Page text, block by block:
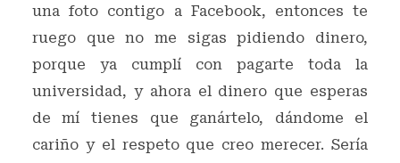
una foto contigo a Facebook, entonces te
ruego que no me sigas pidiendo dinero,
porque ya cumplí con pagarte toda la
universidad, y ahora el dinero que esperas
de mí tienes que ganártelo, dándome el
cariño y el respeto que creo merecer. Sería